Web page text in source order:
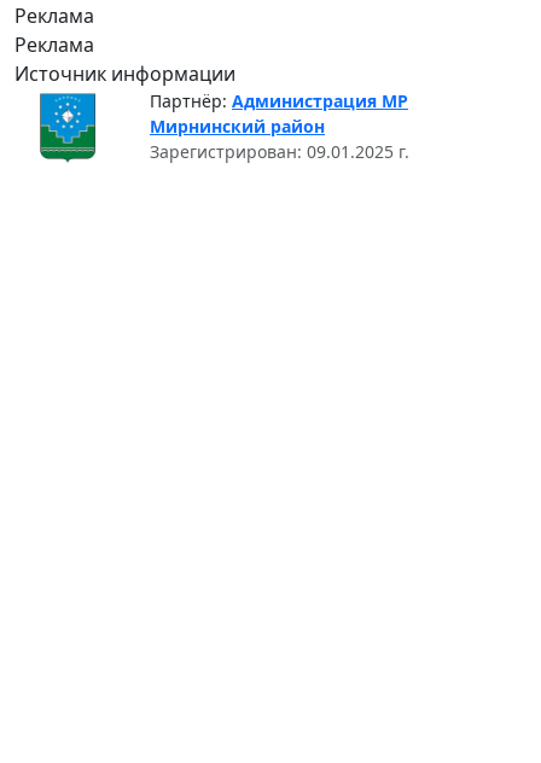
Реклама
Реклама
Источник информации
Партнёр: Администрация МР
Мирнинский район
Зарегистрирован: 09.01.2025 г.